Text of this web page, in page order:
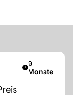
Artikel
9
Monate